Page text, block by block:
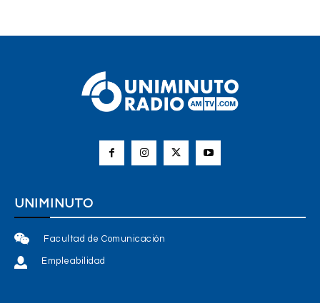
UNIMINUTO
Facultad de Comunicación
Empleabilidad